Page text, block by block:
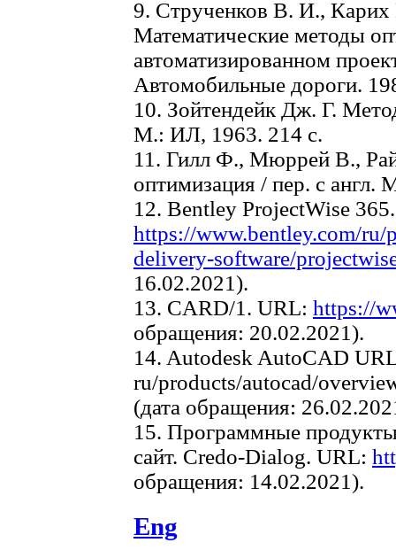
9. Струченков В. И.,
Математические методы
автоматизированном
Автомобильные дороги.
10. Зойтендейк Дж. Г.
M.: ИЛ, 1963. 214 с.
11. Гилл Ф., Мюррей В.,
оптимизация / пер. с англ.
12. Bentley ProjectWise 365.
https://www.bentley.com/
delivery-software/
16.02.2021).
13. CARD/1. URL: https://
обращения: 20.02.2021).
14. Autodesk AutoCAD
ru/products/autocad/
(дата обращения:
15. Программные
сайт. Credo-Dialog. URL:
обращения: 14.02.2021).
Eng